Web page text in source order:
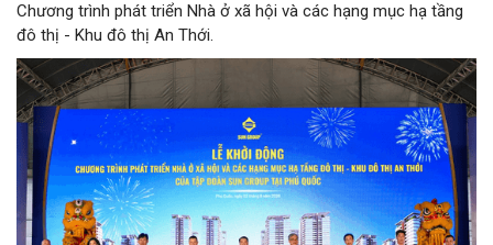
Chương trình phát triển Nhà ở xã hội và các hạng mục hạ tầng
đô thị - Khu đô thị An Thới.